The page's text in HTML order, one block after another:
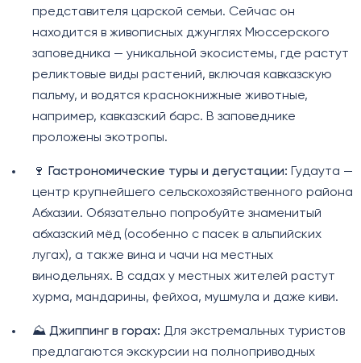
представителя царской семьи. Сейчас он
находится в живописных джунглях Мюссерского
заповедника — уникальной экосистемы, где растут
реликтовые виды растений, включая кавказскую
пальму, и водятся краснокнижные животные,
например, кавказский барс. В заповеднике
проложены экотропы.
🍷 Гастрономические туры и дегустации: Гудаута —
центр крупнейшего сельскохозяйственного района
Абхазии. Обязательно попробуйте знаменитый
абхазский мёд (особенно с пасек в альпийских
лугах), а также вина и чачи на местных
винодельнях. В садах у местных жителей растут
хурма, мандарины, фейхоа, мушмула и даже киви.
⛰️ Джиппинг в горах: Для экстремальных туристов
предлагаются экскурсии на полноприводных